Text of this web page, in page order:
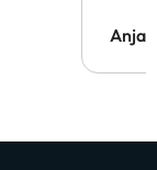
Anja